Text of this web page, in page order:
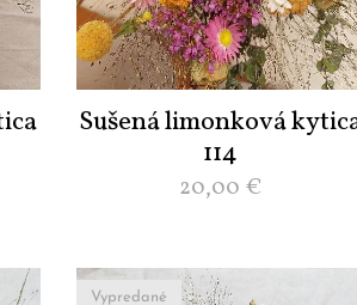
Sušená limonková
114
20,00 €
Vypredané